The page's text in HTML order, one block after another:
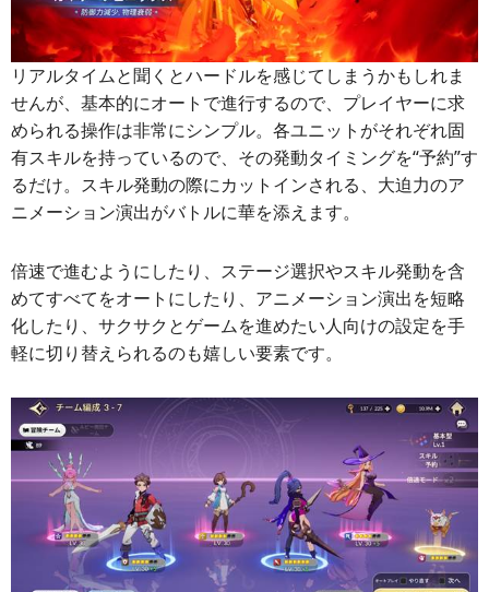
リアルタイムと聞くとハードルを感じてしまうかもしれま
せんが、基本的にオートで進行するので、プレイヤーに求
められる操作は非常にシンプル。各ユニットがそれぞれ固
有スキルを持っているので、その発動タイミングを“予約”す
るだけ。スキル発動の際にカットインされる、大迫力のア
ニメーション演出がバトルに華を添えます。
倍速で進むようにしたり、ステージ選択やスキル発動を含
めてすべてをオートにしたり、アニメーション演出を短略
化したり、サクサクとゲームを進めたい人向けの設定を手
軽に切り替えられるのも嬉しい要素です。